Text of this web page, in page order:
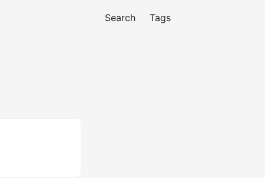
Search Tags